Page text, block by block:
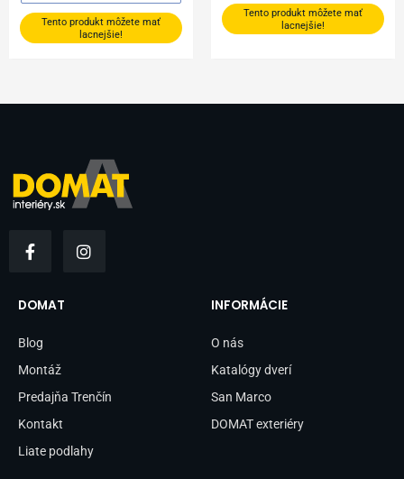
Tento produkt môžete mať
lacnejšie!
Tento produkt môžete mať
lacnejšie!
a
b
o
k
-
n
DOMAT
Blog
Montáž
Predajňa Trenčín
Kontakt
Liate podlahy
INFORMÁCIE
O nás
Katalógy dverí
San Marco
DOMAT exteriéry